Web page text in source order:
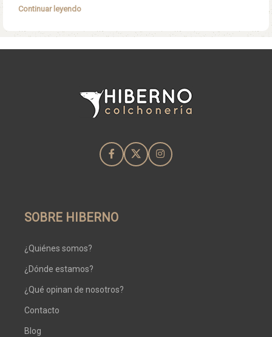
Continuar leyendo
SOBRE HIBERNO
¿Quiénes somos?
¿Dónde estamos?
¿Qué opinan de nosotros?
Contacto
Blog